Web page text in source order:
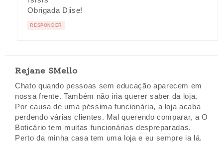
Obrigada Diise!
RESPONDER
Rejane SMello
Chato quando pessoas sem educação aparecem em
nossa frente. Também não iria querer saber da loja.
Por causa de uma péssima funcionária, a loja acaba
perdendo várias clientes. Mal querendo comparar, a O
Boticário tem muitas funcionárias despreparadas.
Perto da minha casa tem uma loja e eu sempre ia lá.